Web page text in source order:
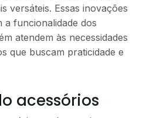
versáteis. Essas inovações
a funcionalidade dos
atendem às necessidades
que buscam praticidade e
acessórios